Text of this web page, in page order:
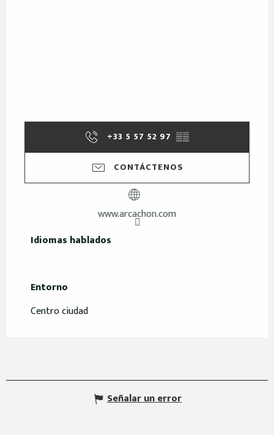
+33 5 57 52 97 ▒▒
CONTÁCTENOS
www.arcachon.com
Idiomas hablados
Idiomas hablados
Entorno
Entorno
Centro ciudad
Señalar un error